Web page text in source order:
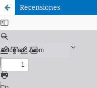
Recensiones